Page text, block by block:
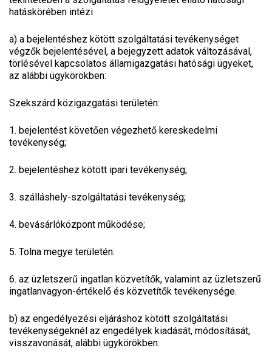
hatáskörében intézi
a) a bejelentéshez kötött szolgáltatási tevékenységet
végzők bejelentésével, a bejegyzett adatok változásával,
törlésével kapcsolatos államigazgatási hatósági ügyeket,
az alábbi ügykörökben:
Szekszárd közigazgatási területén:
1. bejelentést követően végezhető kereskedelmi
tevékenység;
2. bejelentéshez kötött ipari tevékenység;
3. szálláshely-szolgáltatási tevékenység;
4. bevásárlóközpont működése;
5. Tolna megye területén:
6. az üzletszerű ingatlan közvetítők, valamint az üzletszerű
ingatlanvagyon-értékelő és közvetítők tevékenysége.
b) az engedélyezési eljáráshoz kötött szolgáltatási
tevékenységeknél az engedélyek kiadását, módosítását,
visszavonását, alábbi ügykörökben: